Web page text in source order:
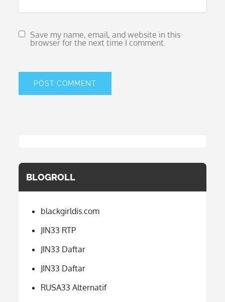
Save my name, email, and website in this
browser for the next time I comment.
BLOGROLL
blackgirldis.com
JIN33 RTP
JIN33 Daftar
JIN33 Daftar
RUSA33 Alternatif